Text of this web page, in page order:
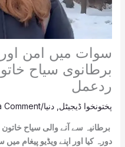
سوات میں امن اور
برطانوی سیاح
ردعمل
پختونخوا ڈیجیٹل دنیا/
Comment
برطانیہ سے آنے والی سیاح
دورہ کیا اور اپنے ویڈیو پیغام